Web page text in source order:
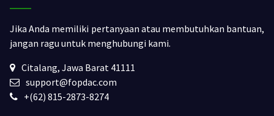
Jika Anda memiliki pertanyaan atau membutuhkan bantuan,
jangan ragu untuk menghubungi kami.
Citalang, Jawa Barat 41111
support@fopdac.com
+(62) 815-2873-8274